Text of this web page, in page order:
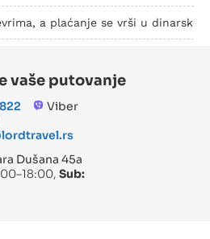
a plaćanje se vrši u
vaše putovanje
Viber
Dušana 45a
Sub: